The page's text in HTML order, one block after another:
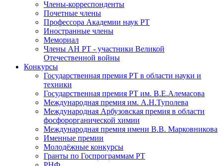
Члены-корреспонденты
Почетные члены
Профессора Академии наук РТ
Иностранные члены
Мемориал
Члены АН РТ - участники Великой
Отечественной войны
Конкурсы
Государственная премия РТ в области науки и
техники
Государственная премия РТ им. В.Е.Алемасова
Международная премия им. А.Н.Туполева
Международная Арбузовская премия в области
фосфорорганической химии
Международная премия имени В.В. Марковникова
Именные премии
Молодёжные конкурсы
Гранты по Госпрограммам РТ